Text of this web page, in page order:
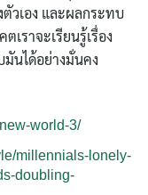
วเอง และผลกระทบ
เราจะเรียนรู้เรื่อง
นได้อย่างมั่นคง
world-3/
millennials-lonely-
doubling-